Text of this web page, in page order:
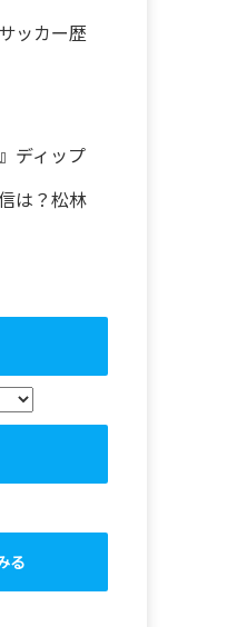
ッカー歴
ディップ
は？松林
る